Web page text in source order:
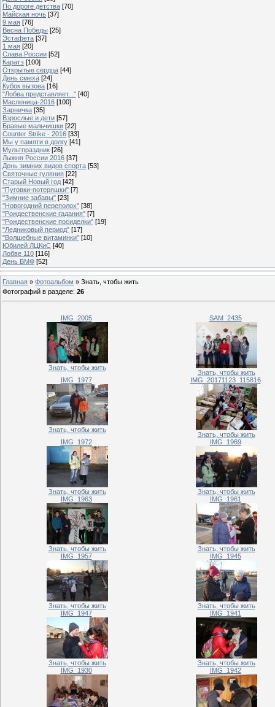
По дороге детства [70]
Майская ночь [37]
9 мая [76]
Весна Победы [25]
Эстафета [37]
1 мая [20]
Слава России [52]
Каратэ [100]
Открытые сердца [44]
День смеха [24]
Кубок вызова [16]
"Лобва представляет..." [40]
Масленица-2016 [100]
Зарничка [35]
Взрослые и дети [57]
Бравые мальчишки [22]
Counter Strike - 2016 [33]
Мы у памяти в долгу [41]
Мультпраздник [26]
Лыжня России 2016 [37]
День зимних видов спорта [53]
Святочные гуляния [22]
Старый Новый год [42]
"Пуговки-потеряшки" [7]
"Зимние забавы" [23]
"Новогодний переполох" [38]
"Рождественские гадания" [7]
"Рождественские посиделки" [19]
"Ледниковый период" [17]
"Волшебные витаминки" [10]
Юбилей ЛЦКиС [40]
Лобве 110 [116]
День ВМФ [52]
Главная » Фотоальбом » Знать, чтобы жить
Фотографий в разделе: 26
IMG_2005
Знать, чтобы жить
SAM_2435
Знать, чтобы жить
IMG_1977
Знать, чтобы жить
IMG_20171123_115816
Знать, чтобы жить
IMG_1972
Знать, чтобы жить
IMG_1969
Знать, чтобы жить
IMG_1963
Знать, чтобы жить
IMG_1961
Знать, чтобы жить
IMG_1957
Знать, чтобы жить
IMG_1945
Знать, чтобы жить
IMG_1947
Знать, чтобы жить
IMG_1941
Знать, чтобы жить
IMG_1930
IMG_1942